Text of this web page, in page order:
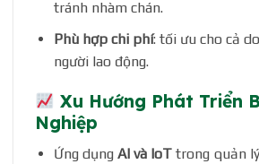
tránh nhàm chán.
Phù hợp chi phí: tối ưu cho cả
người lao động.
Xu Hướng Phát Triển
Nghiệp
Ứng dụng AI và IoTtrong quản